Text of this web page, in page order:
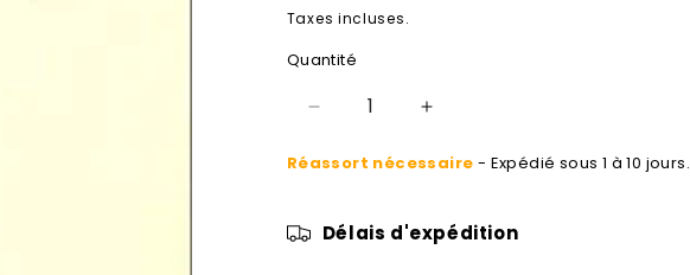
habituel
Taxes incluses.
Quantité
Réduire
quantité
petit
Augmenter
quantité
petit
Réassort nécessaire - Expédié sous 1 à 10 jours.
Délais d'expédition